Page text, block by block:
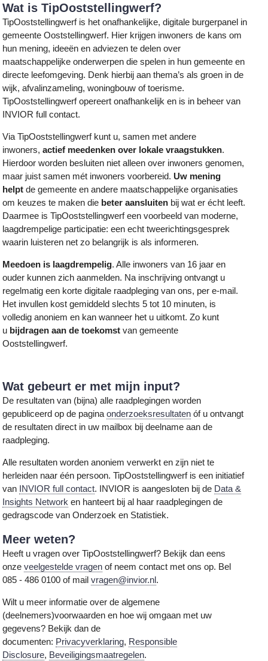
Wat is TipOoststellingwerf?
TipOoststellingwerf is het onafhankelijke, digitale burgerpanel in
gemeente Ooststellingwerf. Hier krijgen inwoners de kans om
hun mening, ideeën en adviezen te delen over
maatschappelijke onderwerpen die spelen in hun gemeente en
directe leefomgeving. Denk hierbij aan thema’s als groen in de
wijk, afvalinzameling, woningbouw of toerisme.
TipOoststellingwerf opereert onafhankelijk en is in beheer van
INVIOR full contact.
Via TipOoststellingwerf kunt u, samen met andere
inwoners,actief meedenken over lokale vraagstukken.
Hierdoor worden besluiten niet alleen over inwoners genomen,
maar juist samen mét inwoners voorbereid. Uw mening
helpt de gemeente en andere maatschappelijke organisaties
om keuzes te maken die beter aansluiten bij wat er écht leeft.
Daarmee is TipOoststellingwerf een voorbeeld van moderne,
laagdrempelige participatie: een echt tweerichtingsgesprek
waarin luisteren net zo belangrijk is als informeren.
Meedoen is laagdrempelig. Alle inwoners van 16 jaar en
ouder kunnen zich aanmelden. Na inschrijving ontvangt u
regelmatig een korte digitale raadpleging van ons, per e-mail.
Het invullen kost gemiddeld slechts 5 tot 10 minuten, is
volledig anoniem en kan wanneer het u uitkomt. Zo kunt
u bijdragen aan de toekomst van gemeente
Ooststellingwerf.
Wat gebeurt er met mijn input?
De resultaten van (bijna) alle raadplegingen worden
gepubliceerd op de paginaonderzoeksresultaten óf u ontvangt
de resultaten direct in uw mailbox bij deelname aan de
raadpleging.
Alle resultaten worden anoniem verwerkt en zijn niet te
herleiden naar één persoon. TipOoststellingwerf is een initiatief
van
INVIOR full contact. INVIOR is aangesloten bij de Data &
Insights Network en hanteert bij al haar raadplegingen de
gedragscode van Onderzoek en Statistiek.
Meer weten?
Heeft u vragen over TipOoststellingwerf? Bekijk dan eens
onzeveelgestelde vragen of neem contact met ons op. Bel
085 - 486 0100 of mailvragen@invior.nl .
Wilt u meer informatie over de algemene
(deelnemers)voorwaarden en hoe wij omgaan met uw
gegevens? Bekijk dan de
documenten: Privacyverklaring, Responsible
Disclosure, Beveiligingsmaatregelen.